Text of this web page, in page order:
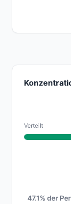
Verteilt
47.1% der